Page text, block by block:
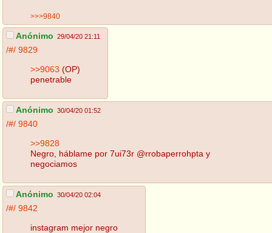
>>>9840
Anónimo 29/04/20 21:11
/#/ 9829
>>9063 (OP)
penetrable
Anónimo 30/04/20 01:52
/#/ 9840
>>9828
Negro, háblame por 7ui73r @rrobaperrohpta y
negociamos
Anónimo 30/04/20 02:04
/#/ 9842
instagram mejor negro